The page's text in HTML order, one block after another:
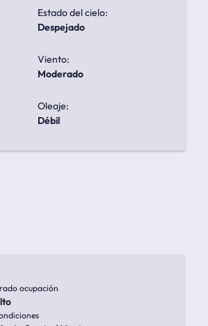
Estado del cielo:
despejado
Viento:
moderado
Oleaje:
débil
ocupación